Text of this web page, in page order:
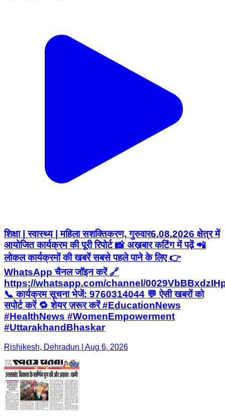
शिक्षा | स्वास्थ्य | महिला सशक्तिकरण, गुरुवार6.08.2026 क्षेत्र में
आयोजित कार्यक्रम की पूरी रिपोर्ट 📸 अख़बार कटिंग में पढ़ें 📲
लोकल कार्यक्रमों की खबरें सबसे पहले पाने के लिए 👉
WhatsApp चैनल जॉइन करें 🔗
https://whatsapp.com/channel/
📞 कार्यक्रम सूचना भेजें: 9760314044 💬 ऐसी खबरों को
सपोर्ट करें 🔁 शेयर ज़रूर करें #EducationNews
#HealthNews #WomenEmpowerment
#UttarakhandBhaskar
Rishikesh, Dehradun | Aug 6, 2026